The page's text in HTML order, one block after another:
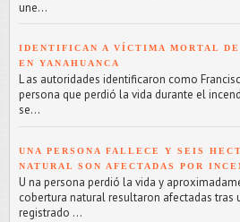
une...
IDENTIFICAN A VÍCTIMA MORTAL
EN YANAHUANCA
L as autoridades identificaron como
persona que perdió la vida durante el
se...
UNA PERSONA FALLECE Y SEIS
NATURAL SON AFECTADAS POR
U na persona perdió la vida y
cobertura natural resultaron afectadas tras
registrado ...